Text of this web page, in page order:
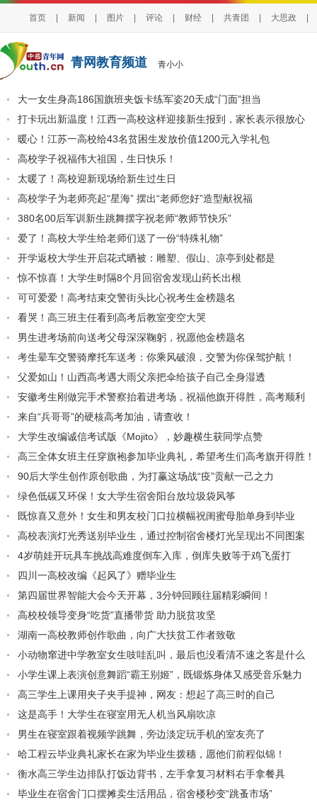
首页 新闻 图片 评论 财经 共青团 大思政
青网教育频道 青小小
大一女生身高186国旗班夹饭卡练军姿20天成“门面”担当
打卡玩出新温度！江西一高校这样迎接新生报到，家长表示很放心
暖心！江苏一高校给43名贫困生发放价值1200元入学礼包
高校学子祝福伟大祖国，生日快乐！
太暖了！高校迎新现场给新生过生日
高校学子为老师亮起“星海” 摆出“老师您好”造型献祝福
380名00后军训新生跳舞摆字祝老师“教师节快乐”
爱了！高校大学生给老师们送了一份“特殊礼物”
开学返校大学生开启花式晒被：雕塑、假山、凉亭到处都是
惊不惊喜！大学生时隔8个月回宿舍发现山药长出根
可可爱爱！高考结束交警街头比心祝考生金榜题名
看哭！高三班主任看到高考后教室变空大哭
男生进考场前向送考父母深深鞠躬，祝愿他金榜题名
考生晕车交警骑摩托车送考：你乘风破浪，交警为你保驾护航！
父爱如山！山西高考遇大雨父亲把伞给孩子自己全身湿透
安徽考生刚做完手术警察抬着进考场，祝福他旗开得胜，高考顺利
来自“兵哥哥”的硬核高考加油，请查收！
大学生改编诚信考试版《Mojito》，妙趣横生获同学点赞
高三全体女班主任穿旗袍参加毕业典礼，希望考生们高考旗开得胜！
90后大学生创作原创歌曲，为打赢这场战“疫”贡献一己之力
绿色低碳又环保！女大学生宿舍阳台放垃圾袋风筝
既惊喜又意外！女生和男友校门口拉横幅祝闺蜜母胎单身到毕业
高校表演灯光秀送别毕业生，通过控制宿舍楼灯光呈现出不同图案
4岁萌娃开玩具车挑战高难度倒车入库，倒库失败等于鸡飞蛋打
四川一高校改编《起风了》赠毕业生
第四届世界智能大会今天开幕，3分钟回顾往届精彩瞬间！
高校校领导变身“吃货”直播带货 助力脱贫攻坚
湖南一高校教师创作歌曲，向广大扶贫工作者致敬
小动物窜进中学教室女生吱哇乱叫，最后也没看清不速之客是什么
小学生课上表演创意舞蹈“霸王别姬”，既锻炼身体又感受音乐魅力
高三学生上课用夹子夹手提神，网友：想起了高三时的自己
这是高手！大学生在寝室用无人机当风扇吹凉
男生在寝室跟着视频学跳舞，旁边淡定玩手机的室友亮了
哈工程云毕业典礼家长在家为毕业生拨穗，愿他们前程似锦！
衡水高三学生边排队打饭边背书，左手拿复习材料右手拿餐具
毕业生在宿舍门口摆摊卖生活用品，宿舍楼秒变“跳蚤市场”